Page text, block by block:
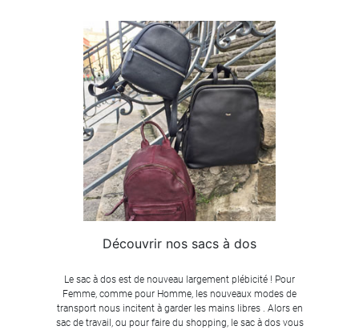
Découvrir nos sacs à dos
Le sac à dos est de nouveau largement plébicité ! Pour
Femme, comme pour Homme, les nouveaux modes de
transport nous incitent à garder les mains libres . Alors en
sac de travail, ou pour faire du shopping, le sac à dos vous